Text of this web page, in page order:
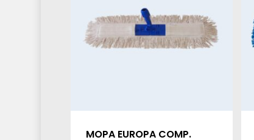
MOPA EUROPA COMP.